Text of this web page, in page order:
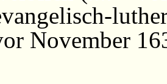
November